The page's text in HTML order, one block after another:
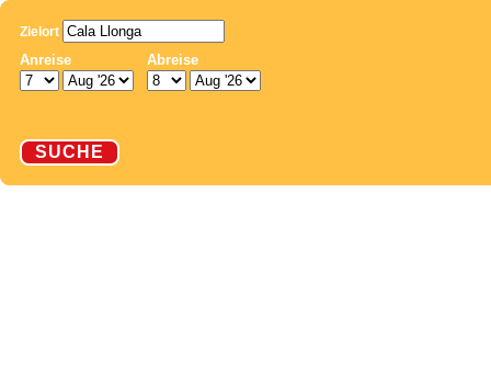
Zielort
Anreise Abreise
SUCHE